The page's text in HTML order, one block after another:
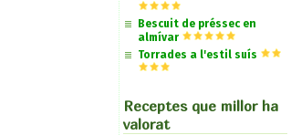
Bescuit de préssec en
almívar
Torrades a l'estil suís
Receptes que millor ha
valorat